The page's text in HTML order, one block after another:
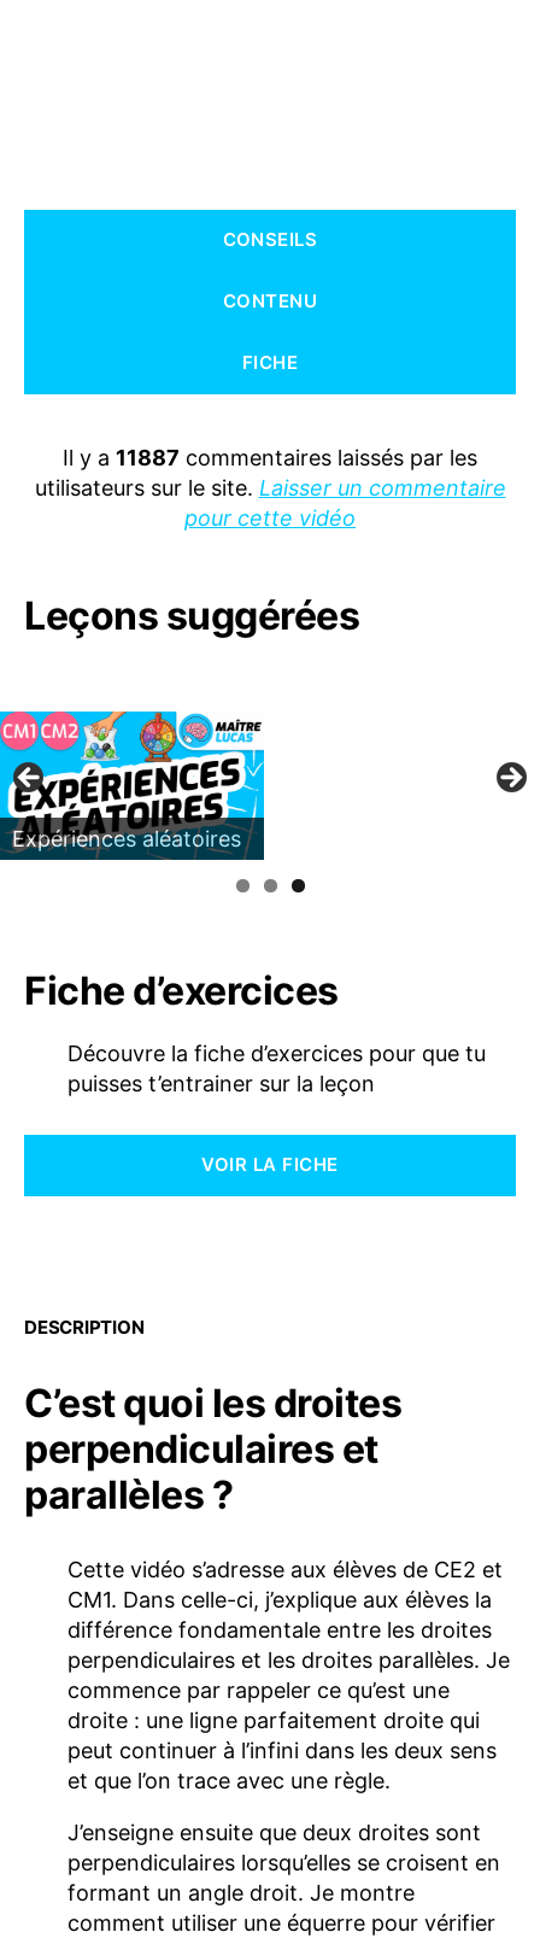
CONSEILS
CONTENU
FICHE
Il y a 11887 commentaires laissés par les
utilisateurs sur le site. Laisser un commentaire
pour cette vidéo
Leçons suggérées
Expériences aléatoires
Fiche d’exercices
Découvre la fiche d’exercices pour que tu
puisses t’entrainer sur la leçon
VOIR LA FICHE
DESCRIPTION
C’est quoi les droites
perpendiculaires et
parallèles ?
Cette vidéo s’adresse aux élèves de CE2 et
CM1. Dans celle-ci, j’explique aux élèves la
différence fondamentale entre les droites
perpendiculaires et les droites parallèles. Je
commence par rappeler ce qu’est une
droite : une ligne parfaitement droite qui
peut continuer à l’infini dans les deux sens
et que l’on trace avec une règle.
J’enseigne ensuite que deux droites sont
perpendiculaires lorsqu’elles se croisent en
formant un angle droit. Je montre
comment utiliser une équerre pour vérifier